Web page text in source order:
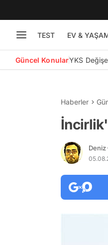
TEST EV &
Güncel KonularYKS
Haberler
Deniz